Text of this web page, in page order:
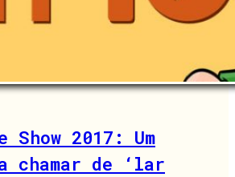
Show 2017: Um
chamar de ‘lar